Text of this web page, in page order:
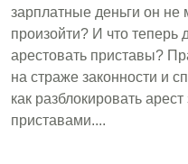
зарплатные деньги он не
произойти? И что теперь
арестовать приставы?
на страже законности и
как разблокировать
приставами....